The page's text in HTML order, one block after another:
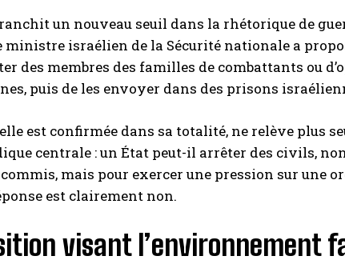
un nouveau seuil dans la rhétorique de
ministre israélien de la Sécurité nationale a
des membres des familles de combattants ou
puis de les envoyer dans des prisons
est confirmée dans sa totalité, ne relève plus
centrale : un État peut-il arrêter des civils,
mais pour exercer une pression sur une
est clairement non.
visant l’environnement